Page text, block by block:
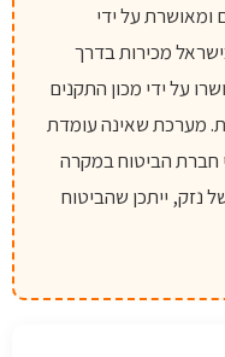
ומאושרת על ידי
מכירות בדרך
על ידי מכון התקנים
מערכת שאינה עומדת
חברת הביטוח במקרה
ייתכן שהביטוח